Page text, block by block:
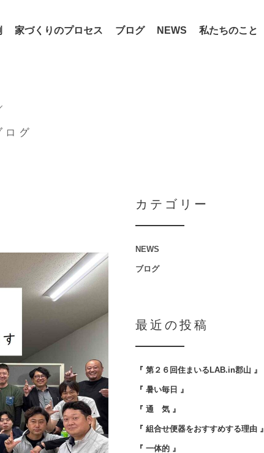
家づくりのプロセス ブログ NEWS 私たちのこと
カテゴリー
NEWS
ブログ
最近の投稿
『 第２６回住まいるLAB.in郡山 』
『 暑い毎日 』
『 通 気 』
『 組合せ便器をおすすめする理由 』
『 一体的 』